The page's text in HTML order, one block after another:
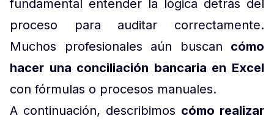
fundamental entender la lógica detrás del
proceso para auditar correctamente.
Muchos profesionales aún buscan cómo
hacer una conciliación bancaria en Excel
con fórmulas o procesos manuales.
A continuación, describimos cómo realizar